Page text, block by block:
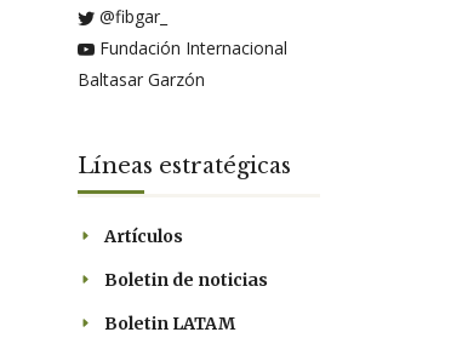
@fibgar_
Fundación Internacional
Baltasar Garzón
Líneas estratégicas
Artículos
Boletin de noticias
Boletin LATAM